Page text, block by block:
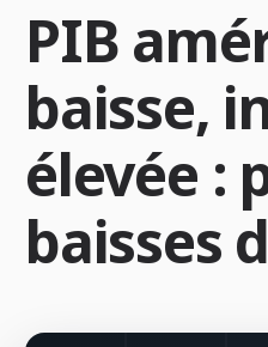
PIB
baisse,
élevée :
baisses